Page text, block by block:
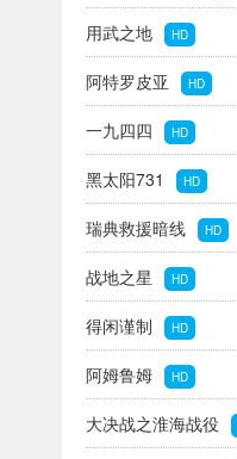
用武之地 HD
阿特罗皮亚 HD
一九四四 HD
黑太阳731 HD
瑞典救援暗线 HD
战地之星 HD
得闲谨制 HD
阿姆鲁姆 HD
大决战之淮海战役